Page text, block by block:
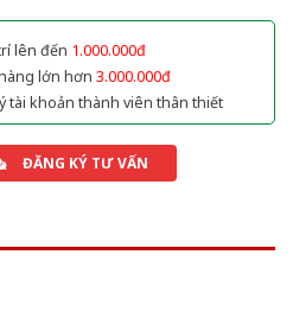
lên đến 1.000.000đ
lớn hơn 3.000.000đ
tài khoản thành viên thân thiết
ĐĂNG KÝ TƯ VẤN